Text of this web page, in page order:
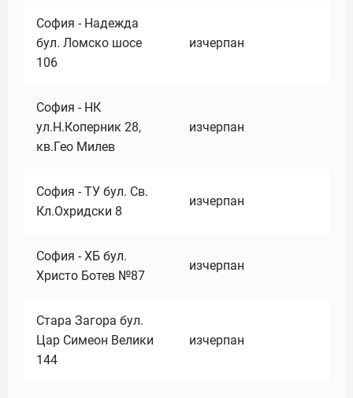
София - Надежда
бул. Ломско шосе
106
изчерпан
София - НК
ул.Н.Коперник 28,
кв.Гео Милев
изчерпан
София - ТУ бул. Св.
Кл.Охридски 8
изчерпан
София - ХБ бул.
Христо Ботев №87
изчерпан
Стара Загора бул.
Цар Симеон Велики
144
изчерпан